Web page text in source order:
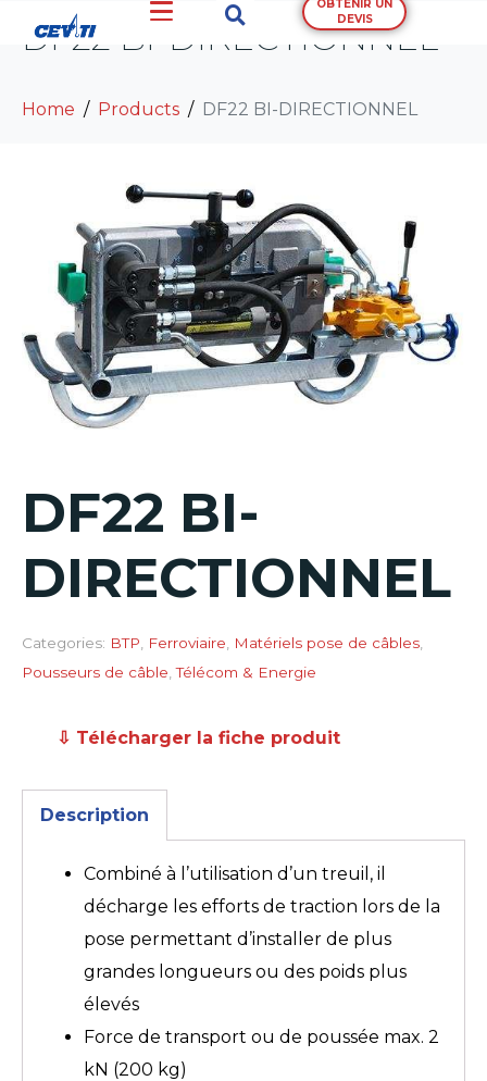
OBTENIR UN
DEVIS
DF22 BI-DIRECTIONNEL
Home Products DF22 BI-DIRECTIONNEL
DF22 BI-
DIRECTIONNEL
Categories: BTP Ferroviaire Matériels pose de câbles
Pousseurs de câble ,Télécom & Energie
⇩ Télécharger la fiche produit
Description
Combiné à l’utilisation d’un treuil, il
décharge les efforts de traction lors de la
pose permettant d’installer de plus
grandes longueurs ou des poids plus
élevés
Force de transport ou de poussée max. 2
kN (200 kg)